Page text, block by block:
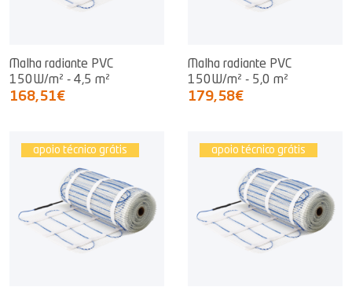
Malha radiante PVC
150W/m² - 4,5 m²
168,51€
Malha radiante PVC
150W/m² - 5,0 m²
179,58€
apoio técnico grátis apoio técnico grátis